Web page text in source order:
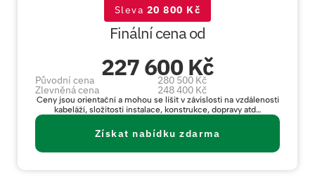
Sleva 20 800 Kč
Finální cena od
227 600 Kč
Původní cena
Zlevněná cena
280 500 Kč
248 400 Kč
Ceny jsou orientační a mohou se lišit v závislosti na vzdálenosti
kabeláží, složitosti instalace, konstrukce, dopravy atd…
Získat nabídku zdarma